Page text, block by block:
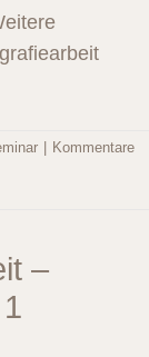
Kommentare
–